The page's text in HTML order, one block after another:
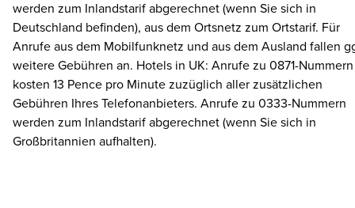
werden zum Inlandstarif abgerechnet (wenn Sie sich in
Deutschland befinden), aus dem Ortsnetz zum Ortstarif. Für
Anrufe aus dem Mobilfunknetz und aus dem Ausland fallen
weitere Gebühren an. Hotels in UK: Anrufe zu 0871-Nummern
kosten 13 Pence pro Minute zuzüglich aller zusätzlichen
Gebühren Ihres Telefonanbieters. Anrufe zu 0333-Nummern
werden zum Inlandstarif abgerechnet (wenn Sie sich in
Großbritannien aufhalten).